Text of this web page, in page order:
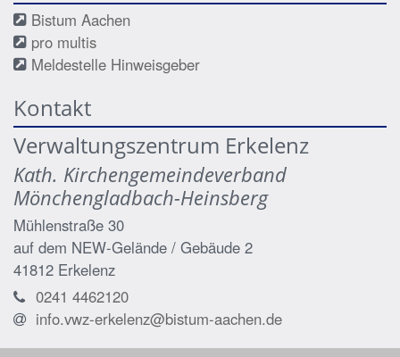
Bistum Aachen
pro multis
Meldestelle Hinweisgeber
Kontakt
Verwaltungszentrum Erkelenz
Kath. Kirchengemeindeverband
Mönchengladbach-Heinsberg
Mühlenstraße 30
auf dem NEW-Gelände / Gebäude 2
41812 Erkelenz
0241 4462120
info.vwz-erkelenz@bistum-aachen.de